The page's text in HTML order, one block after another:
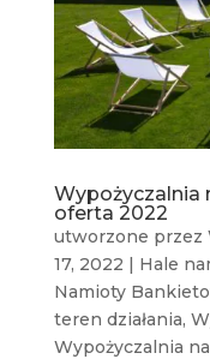
Wypożyczalnia
oferta 2022
utworzone przez
17, 2022 | Hale
Namioty
teren działania,
Wypożyczalnia